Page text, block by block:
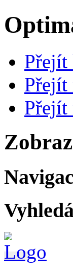
Přejít
Přejít
Přejít